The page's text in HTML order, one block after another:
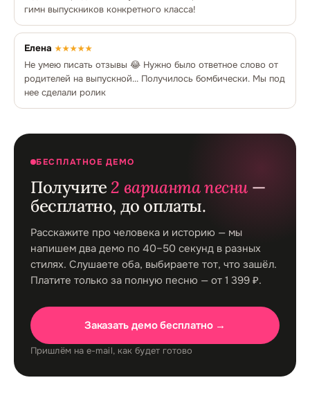
гимн выпускников конкретного класса!
Елена ★★★★★
Не умею писать отзывы 😂 Нужно было ответное слово от
родителей на выпускной... Получилось бомбически. Мы под
нее сделали ролик
БЕСПЛАТНОЕ ДЕМО
Получите2 варианта песни —
бесплатно, до оплаты.
Расскажите про человека и историю — мы
напишем два демо по 40–50 секунд в разных
стилях. Слушаете оба, выбираете тот, что зашёл.
Платите только за полную песню — от 1 399 ₽.
Заказать демо бесплатно →
Пришлём на e-mail, как будет готово